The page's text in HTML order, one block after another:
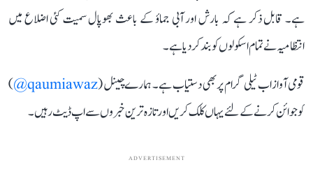
ہے۔ قابل ذکر ہے کہ بارش اور آبی جماؤ کے باعث بھوپال سمیت کئی اضلاع میں
انتظامیہ نے تمام اسکولوں کو بند کر دیا ہے۔
قومی آواز اب ٹیلی گرام پر بھی دستیاب ہے۔ ہمارے چینل (qaumiawaz@
)
کو جوائن کرنے کے لئے یہاں کلک کریں اور تازہ ترین خبروں سے اپ ڈیٹ رہیں۔
ADVERTISEMENT